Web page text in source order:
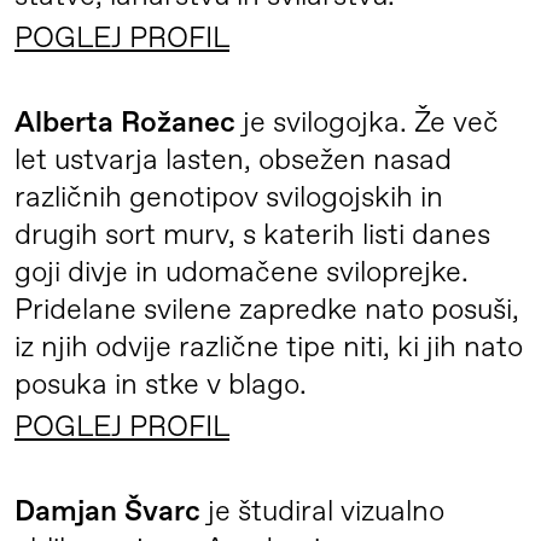
preplet slovenske tradicije, naprednega
oblikovanja in vizije prihodnosti z mislijo
je zagotovila Silvia Cappellozza,
Consiglio per la Ricerca in Agricoltura e
l’Analisi dell’Economia Agraria, Centro
di Ricerca Agricoltura e Ambiente
(CREA-AA), Padova, Italija.
POGLEJ PROFIL
Alberta Rožanec je svilogojka. Že več
let ustvarja lasten, obsežen nasad
različnih genotipov svilogojskih in
drugih sort murv, s katerih listi danes
goji divje in udomačene sviloprejke.
Pridelane svilene zapredke nato posuši,
iz njih odvije različne tipe niti, ki jih nato
posuka in stke v blago.
POGLEJ PROFIL
Damjan Švarc je študiral vizualno